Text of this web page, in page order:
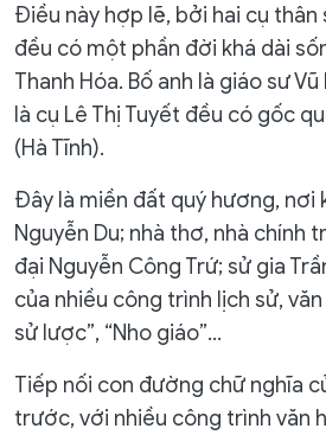
Điều này hợp lẽ, bởi hai cụ thân
đều có một phần đời khá dài
Thanh Hóa. Bố anh là giáo sư
là cụ Lê Thị Tuyết đều có gốc
(Hà Tĩnh).
Đây là miền đất quý hương, nơi
Nguyễn Du; nhà thơ, nhà chính
đại Nguyễn Công Trứ; sử gia
của nhiều công trình lịch sử,
sử lược”, “Nho giáo”...
Tiếp nối con đường chữ nghĩa
trước, với nhiều công trình văn